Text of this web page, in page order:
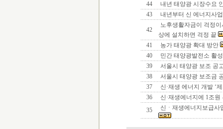
44
내년 태양광 시장수요
43
내년부터 신 에너지사
42
노후생활자금이 걱정
상에 설치하면 걱정 끝
41
농가 태양광 확대 방안
40
민간 태양광발전소 활
39
서울시 태양광 보조 공
38
서울시 태양광 보조금
37
신·재생 에너지 개발 ‘
36
신·재생에너지에 1조
35
신ㆍ재생에너지보급